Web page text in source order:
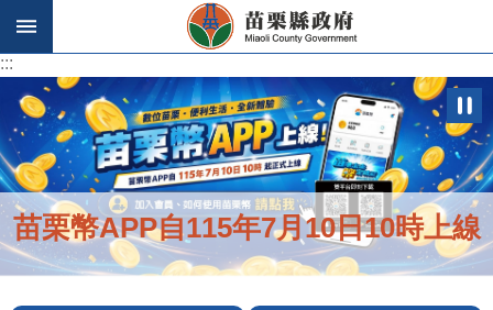
跳到主要內容區塊
:::
苗栗幣APP自115年7月10日10時上線